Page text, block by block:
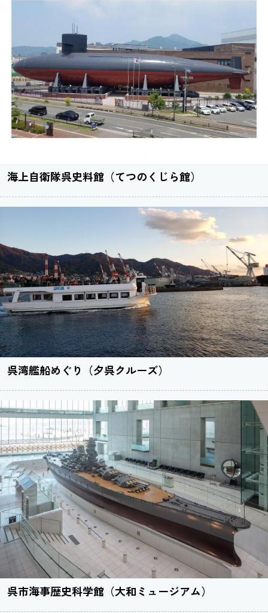
海上自衛隊呉史料館（てつのくじら館）
呉湾艦船めぐり（夕呉クルーズ）
呉市海事歴史科学館（大和ミュージアム）